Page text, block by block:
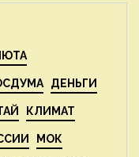
ДЕНЬГИ
КЛИМАТ
МОК